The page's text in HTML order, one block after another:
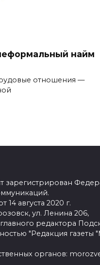
найм
отношения —
зарегистрирован
августа 2020 г.
ул. Ленина 206,
редактора
"Редакция газеты
органов: